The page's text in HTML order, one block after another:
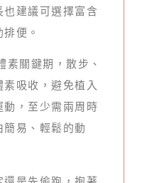
建議可選擇富含
便。
關鍵期，散步、
吸收，避免植入
，至少需兩周時
易、輕鬆的動